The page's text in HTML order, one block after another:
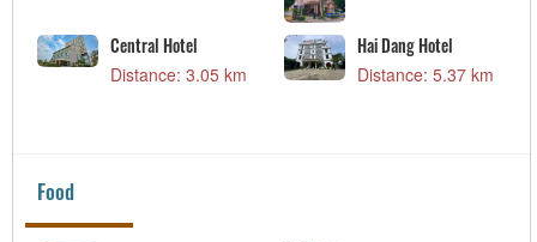
Central Hotel
Distance: 3.05 km
Hai Dang Hotel
Distance: 5.37 km
Food